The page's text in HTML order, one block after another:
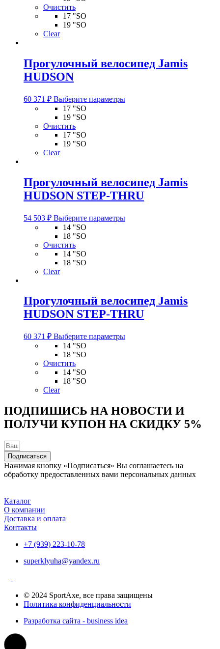
товара.
Очистить
17 "SO
19 "SO
Clear
Прогулочный велосипед Jamis
HUDSON
60 371 ₽ Выберите параметрыЭтот
товара.
17 "SO
19 "SO
Очистить
17 "SO
19 "SO
Clear
Прогулочный велосипед Jamis
HUDSON STEP-THRU
54 503 ₽ Выберите параметрыЭтот
товара.
14 "SO
18 "SO
Очистить
14 "SO
18 "SO
Clear
Прогулочный велосипед Jamis
HUDSON STEP-THRU
60 371 ₽ Выберите параметрыЭтот
на
странице
товара.
14 "SO
18 "SO
Очистить
14 "SO
18 "SO
Clear
ПОДПИШИСЬ НА НОВОСТИ И
ПОЛУЧИ КУПОН НА СКИДКУ 5%
Подписаться
Нажимая кнопку «Подписаться» Вы соглашаетесь на
обработку предоставленных вами персональных данных
Каталог
О компании
Доставка и оплата
Контакты
+7 (939) 223-10-78
superklyuha@yandex.ru
© 2024 SportAxe, все права защищены
Политика конфиденциальности
Разработка сайта - business idea